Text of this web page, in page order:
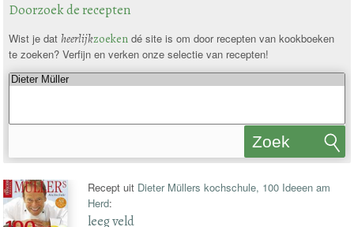
Doorzoek de recepten
Wist je dat heerlijkzoekendé site is om door recepten van kookboeken
te zoeken? Verfijn en verken onze selectie van recepten!
Zoek
Recept uit Dieter Müllers kochschule, 100 Ideeen am
Herd:
leeg veld